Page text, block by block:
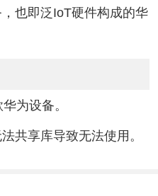
也即泛IoT硬件构成的华
为设备。
共享库导致无法使用。